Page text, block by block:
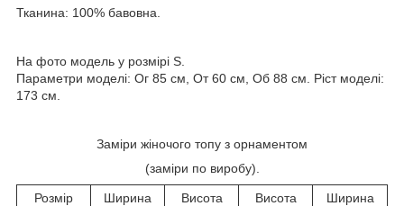
Тканина: 100% бавовна.
На фото модель у розмірі S.
Параметри моделі: Ог 85 см, От 60 см, Об 88 см. Ріст моделі:
173 см.
Заміри жіночого топу з орнаментом
(заміри по виробу).
Розмір
Ширина
Висота
Висота
Ширина